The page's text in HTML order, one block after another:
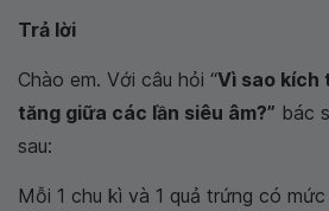
Trả lời
Chào em. Với câu hỏi “Vì sao kích
tăng giữa các lần siêu âm?” bác
sau:
Mỗi 1 chu kì và 1 quả trứng có